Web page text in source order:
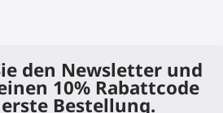
den Newsletter und
10% Rabattcode
Bestellung.